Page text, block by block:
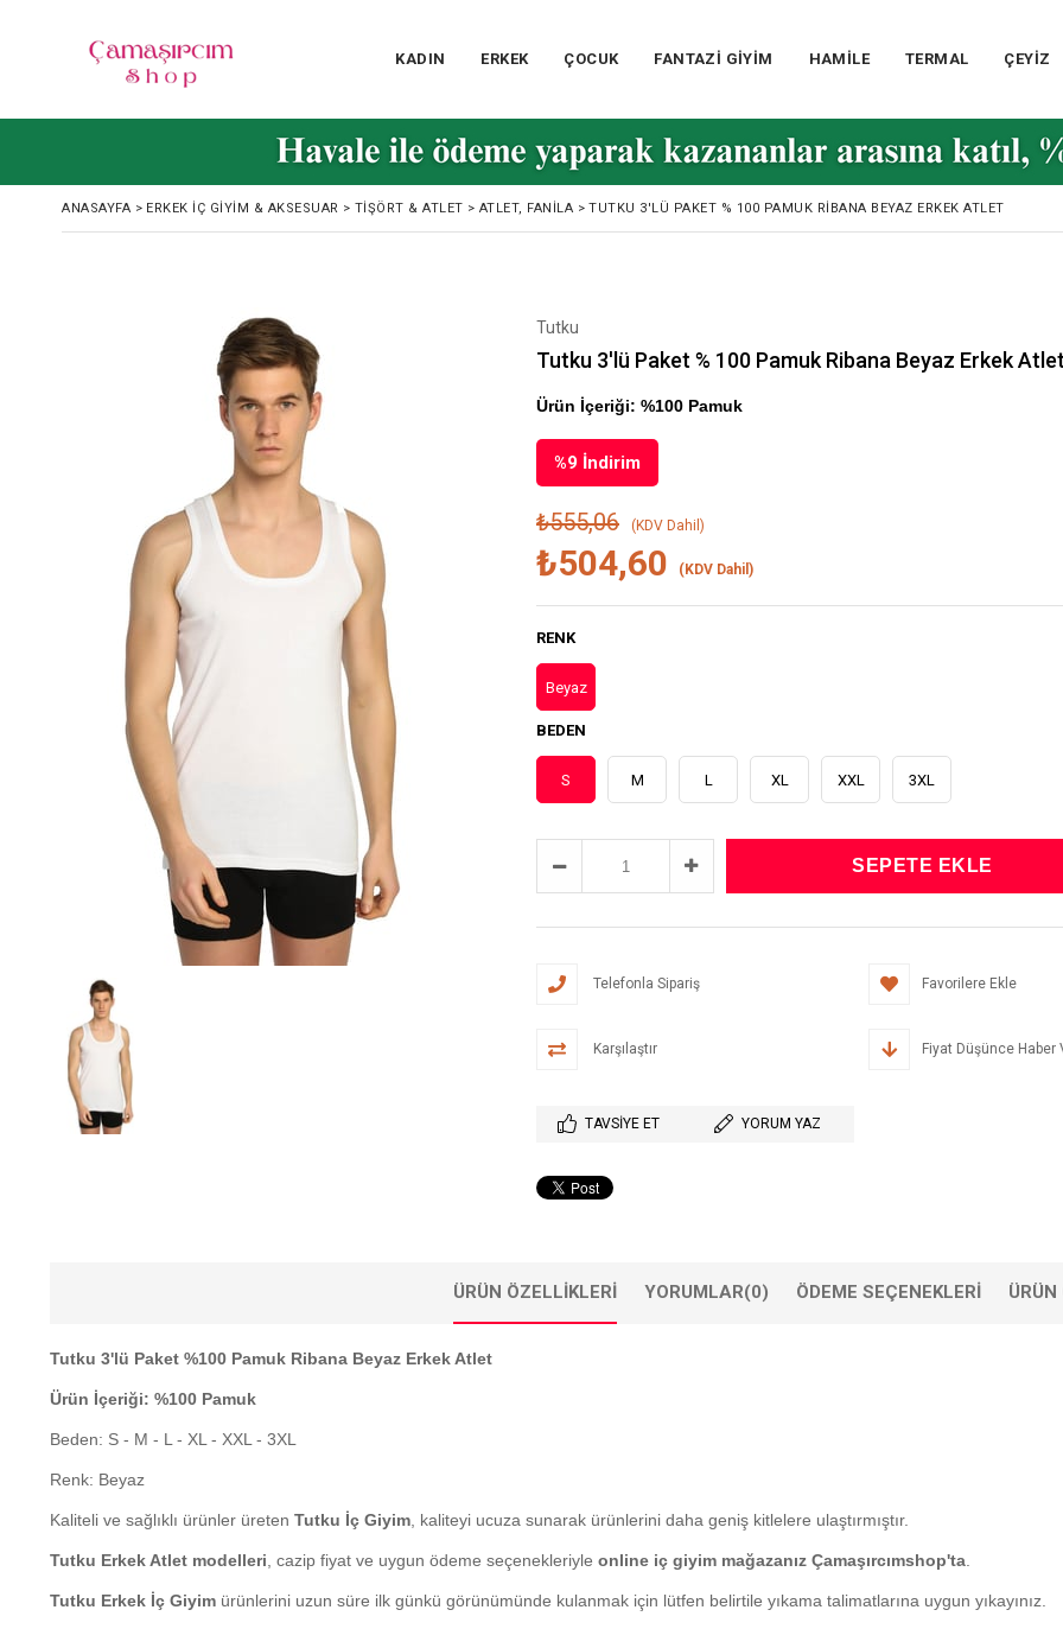
KADIN ERKEK ÇOCUK FANTAZİ GİYİM HAMİLE TERMAL ÇEYİZ
ANASAYFA > ERKEK İÇ GIYIM & AKSESUAR > TIŞÖRT & ATLET > ATLET, FANILA > TUTKU 3'LÜ PAKET % 100 PAMUK RIBANA BEYAZ ERKEK ATLET
Tutku
Tutku 3'lü Paket % 100 Pamuk Ribana Beyaz Erkek Atlet
Ürün İçeriği: %100 Pamuk
%9 İndirim
₺555,06 (KDV Dahil)
₺504,60 (KDV Dahil)
RENK
Beyaz
BEDEN
S M L XL XXL 3XL
Telefonla Sipariş Favorilere Ekle
Karşılaştır Fiyat Düşünce Haber
TAVSIYE ET YORUM YAZ
ÜRÜN ÖZELLIKLERI YORUMLAR(0) ÖDEME SEÇENEKLERI ÜRÜN
Tutku 3'lü Paket %100 Pamuk Ribana Beyaz Erkek Atlet
Ürün İçeriği: %100 Pamuk
Beden: S - M - L - XL - XXL - 3XL
Renk: Beyaz
Kaliteli ve sağlıklı ürünler üreten Tutku İç Giyim , kaliteyi ucuza sunarak ürünlerini daha geniş kitlelere ulaştırmıştır.
Tutku Erkek Atlet modelleri , cazip fiyat ve uygun ödeme seçenekleriyle online iç giyim mağazanız Çamaşırcımshop'ta
Tutku Erkek İç Giyim ürünlerini uzun süre ilk günkü görünümünde kulanmak için lütfen belirtile yıkama talimatlarına uygun yıkayınız.